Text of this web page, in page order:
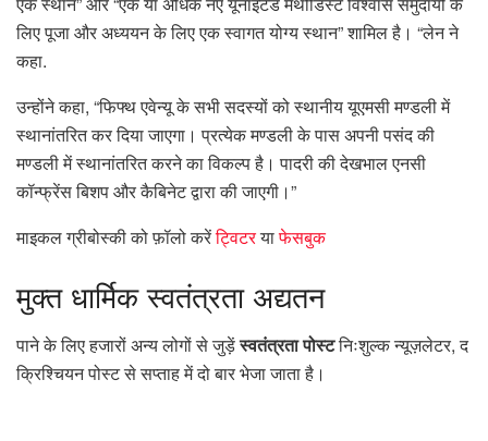
लिए पूजा और अध्ययन के लिए एक स्वागत योग्य स्थान” शामिल है। “लेन ने
कहा.
उन्होंने कहा, “फिफ्थ एवेन्यू के सभी सदस्यों को स्थानीय यूएमसी मण्डली में
स्थानांतरित कर दिया जाएगा। प्रत्येक मण्डली के पास अपनी पसंद की
मण्डली में स्थानांतरित करने का विकल्प है। पादरी की देखभाल एनसी
कॉन्फ्रेंस बिशप और कैबिनेट द्वारा की जाएगी।”
माइकल ग्रीबोस्की को फ़ॉलो करेंट्विटरयाफेसबुक
मुक्तधार्मिक स्वतंत्रता अद्यतन
पाने के लिए हजारों अन्य लोगों से जुड़ेंस्वतंत्रता पोस्टनिःशुल्क न्यूज़लेटर, द
क्रिश्चियन पोस्ट से सप्ताह में दो बार भेजा जाता है।